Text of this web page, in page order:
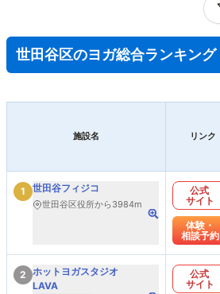
世田谷区のヨガ総合ランキング
施設名 リンク
1 世田谷フィジコ
世田谷区役所から3984m
公式
サイト
体験・
相談予約
2 ホットヨガスタジオ
LAVA
公式
サイト